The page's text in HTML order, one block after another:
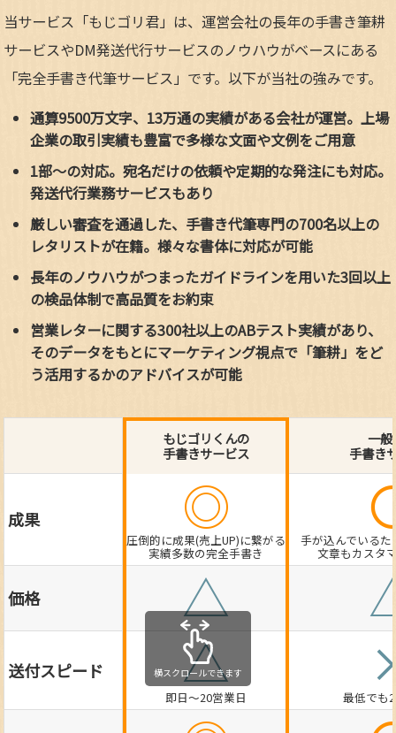
当サービス「もじゴリ君」は、運営会社の長年の手書き筆耕
サービスやDM発送代行サービスのノウハウがベースにある
「完全手書き代筆サービス」です。以下が当社の強みです。
通算9500万文字、13万通の実績がある会社が運営。上場
企業の取引実績も豊富で多様な文面や文例をご用意
1部～の対応。宛名だけの依頼や定期的な発注にも対応。
発送代行業務サービスもあり
厳しい審査を通過した、手書き代筆専門の700名以上の
レタリストが在籍。様々な書体に対応が可能
長年のノウハウがつまったガイドラインを用いた3回以上
の検品体制で高品質をお約束
営業レターに関する300社以上のABテスト実績があり、
そのデータをもとにマーケティング視点で「筆耕」をど
う活用するかのアドバイスが可能
もじゴリくんの
手書きサービス
一般
手書き
成果 ◎
圧倒的に成果(売上UP)に繋がる
実績多数の完全手書き
手が込んでいる
文章もカスタ
価格 △
送付スピード △
即日～20営業日 最低でも
横スクロールできます